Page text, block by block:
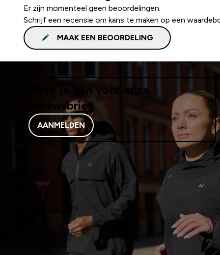
Er zijn momenteel geen beoordelingen.
Schrijf een recensie om kans te maken op een
MAAK EEN BEOORDELING
Meld je aan voor onze
nieuwsbrief
AANMELDEN